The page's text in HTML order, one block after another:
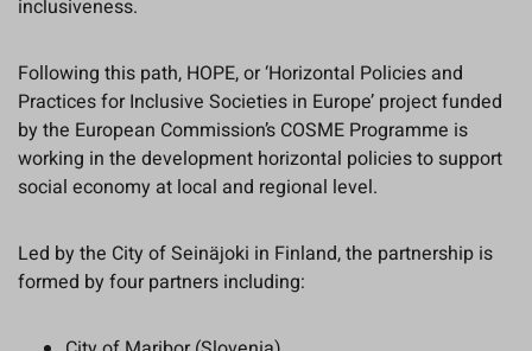
inclusiveness.
Following this path, HOPE, or ‘Horizontal Policies and
Practices for Inclusive Societies in Europe’ project funded
by the European Commission’s COSME Programme is
working in the development horizontal policies to support
social economy at local and regional level.
Led by the City of Seinäjoki in Finland, the partnership is
formed by four partners including: